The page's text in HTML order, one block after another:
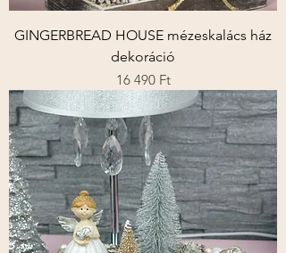
GINGERBREAD HOUSE mézeskalács ház
dekoráció
Ár
16 490 Ft